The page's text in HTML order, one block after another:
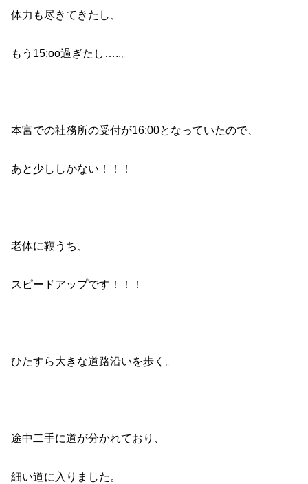
体力も尽きてきたし、
もう15:oo過ぎたし…..。
本宮での社務所の受付が16:00となっていたので、
あと少ししかない！！！
老体に鞭うち、
スピードアップです！！！
ひたすら大きな道路沿いを歩く。
途中二手に道が分かれており、
細い道に入りました。